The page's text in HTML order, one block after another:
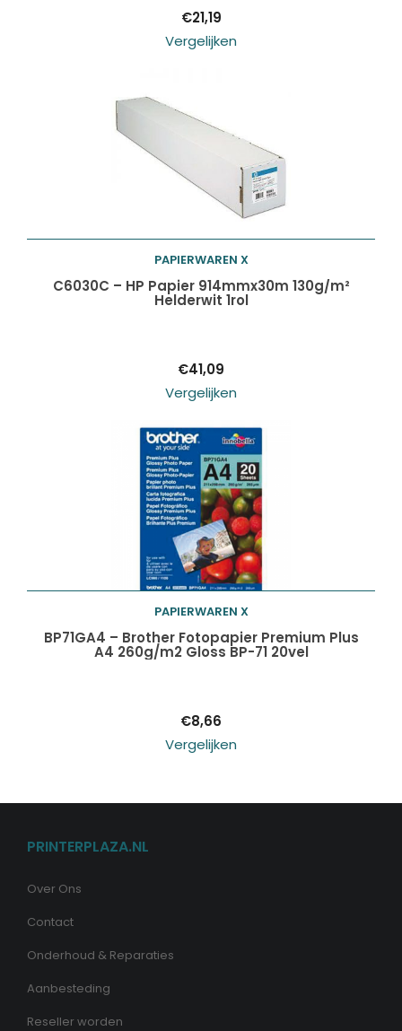
€21,19
Vergelijken
Toevoegen aan
PAPIERWAREN X
C6030C – HP Papier 914mmx30m 130g/m²
Helderwit 1rol
€41,09
Vergelijken
Toevoegen aan
PAPIERWAREN X
BP71GA4 – Brother Fotopapier Premium Plus
A4 260g/m2 Gloss BP-71 20vel
€8,66
Vergelijken
PRINTERPLAZA.NL
Over Ons
Contact
Onderhoud & Reparaties
Aanbesteding
Reseller worden